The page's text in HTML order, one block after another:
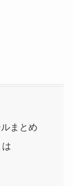
まとめ